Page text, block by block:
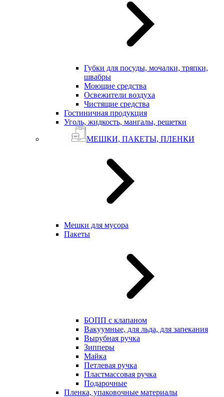
Губки для посуды, мочалки, тряпки,
швабры
Моющие средства
Освежители воздуха
Чистящие средства
Гостиничная продукция
Уголь, жидкость, мангалы, решетки
МЕШКИ, ПАКЕТЫ, ПЛЕНКИ
Мешки для мусора
Пакеты
БОПП с клапаном
Вакуумные, для льда, для запекания
Вырубная ручка
Зипперы
Майка
Петлевая ручка
Пластмассовая ручка
Подарочные
Пленка, упаковочные материалы